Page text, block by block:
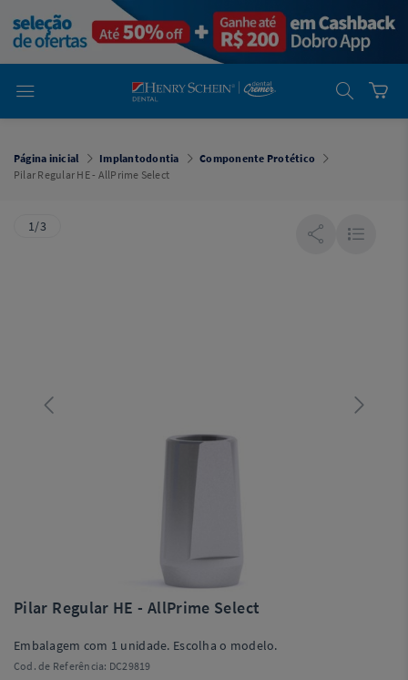
Dental
Cremer -
Henry Schein
Laboratório
Laboratório
Cremer -
Henry Schein
Página inicial Implantodontia
Componente Protético
Pilar Regular HE - AllPrime Select
1/3
Pilar Regular HE - AllPrime Select
Embalagem com 1 unidade. Escolha o modelo.
Cod. de Referência: DC29819